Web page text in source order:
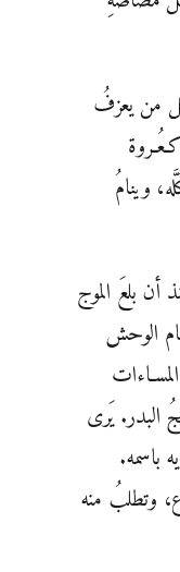
من يعزفُ
وينامُ
بلعَ الموج
الوحش
البدر. يَرى
باسمه.
وتطلبُ منه